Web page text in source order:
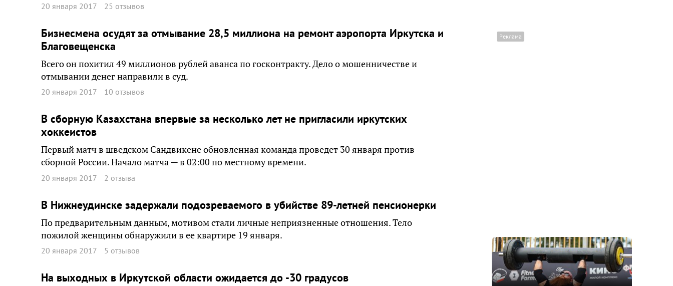
20 января 2017 25 отзывов
Бизнесмена осудят за отмывание 28,5 миллиона на ремонт аэропорта Иркутска и
Благовещенска
Всего он похитил 49 миллионов рублей аванса по госконтракту. Дело о мошенничестве и
отмывании денег направили в суд.
20 января 2017 10 отзывов
В сборную Казахстана впервые за несколько лет не пригласили иркутских
хоккеистов
Первый матч в шведском Сандвикене обновленная команда проведет 30 января против
сборной России. Начало матча — в 02:00 по местному времени.
20 января 2017 2 отзыва
В Нижнеудинске задержали подозреваемого в убийстве 89-летней пенсионерки
По предварительным данным, мотивом стали личные неприязненные отношения. Тело
пожилой женщины обнаружили в ее квартире 19 января.
20 января 2017 5 отзывов
На выходных в Иркутской области ожидается до -30 градусов